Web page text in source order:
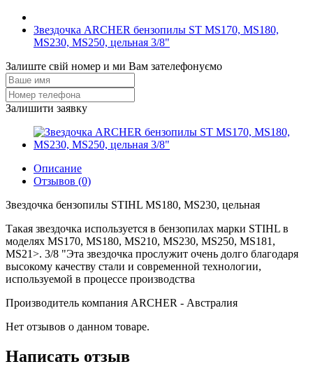
Звездочка ARCHER бензопилы ST MS170, MS180,
MS230, MS250, цельная 3/8"
Залиште свій номер и ми Вам зателефонуємо
Залишити заявку
Описание
Отзывов (0)
Звездочка бензопилы STIHL MS180, MS230, цельная
Такая звездочка используется в бензопилах марки STIHL в
моделях MS170, MS180, MS210, MS230, MS250, MS181,
MS21>. 3/8 "Эта звездочка прослужит очень долго благодаря
высокому качеству стали и современной технологии,
используемой в процессе производства
Производитель компания ARCHER - Австралия
Нет отзывов о данном товаре.
Написать отзыв